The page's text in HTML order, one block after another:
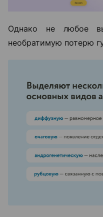
Однако не любое
необратимую потерю